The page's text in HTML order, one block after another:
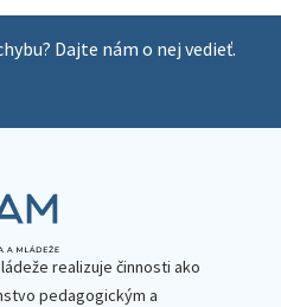
Dajte nám o nej vedieť.
realizuje činnosti ako
pedagogickým a